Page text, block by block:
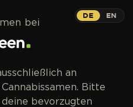
DE EN
bei
an
Bitte
bevorzugten